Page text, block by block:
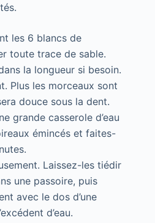
les 6 blancs de
toute trace de sable.
la longueur si besoin.
Plus les morceaux sont
douce sous la dent.
grande casserole d’eau
émincés et faites-
Laissez-les tiédir
une passoire, puis
avec le dos d’une
d’eau.